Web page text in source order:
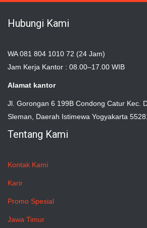
Hubungi Kami
WA 081 804 1010 72 (24 Jam)
Jam Kerja Kantor : 08.00–17.00 WIB
Alamat kantor
Jl. Gorongan 6 199B Condong Catur Kec.
Sleman, Daerah Istimewa Yogyakarta
Tentang Kami
Kontak Kami
Karir
Promo Spesial
Jawa Timur